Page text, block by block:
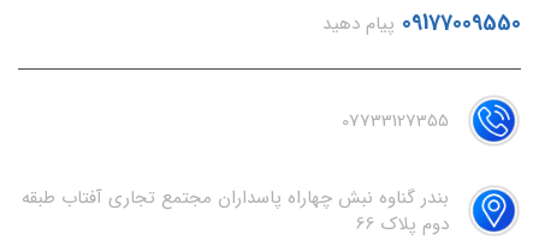
09177009550 پیام دهید
07733127355
بندر گناوه نبش چهاراه پاسداران مجتمع تجاری آفتاب طبقه
دوم پلاک 66